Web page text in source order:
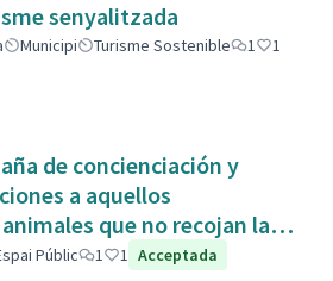
senyalitzada
Municipi Turisme Sostenible 1
1
de concienciación y
a aquellos
que no recojan las
Es responsabili
Públic 1 1 Acceptada